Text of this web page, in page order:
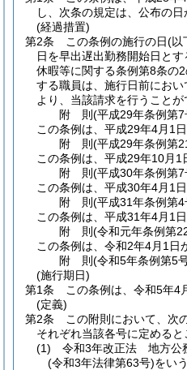
し、次条の規定は、公布の日
(経過措置)
第2条
この条例の施行の日(以
日を早出遅出勤務開始日とす
休暇等に関する条例第8条の
する職員は、施行日前にお
より、当該請求を行うことが
附 則(平成29年条例第7
この条例は、平成29年4月1日
附 則(平成29年条例第
この条例は、平成29年10月1
附 則(平成30年条例第7
この条例は、平成30年4月1日
附 則(平成31年条例第4
この条例は、平成31年4月1日
附 則(令和元年条例第
この条例は、令和2年4月1日
附 則(令和5年条例第5
(施行期日)
第1条
この条例は、令和5年4
(定義)
第2条
この附則において、次
それぞれ当該各号に定めると
(1)
令和3年改正法 地方公
(令和3年法律第63号)をいう